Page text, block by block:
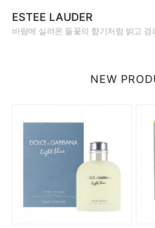
ESTEE LAUDER
바람에 실려온 들꽃의 향기처럼 밝고 경
NEW